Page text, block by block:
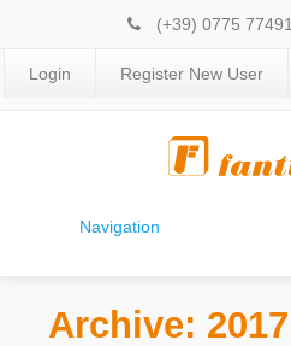
(+39) 0775 77491
Login Register New User
Navigation
Archive: 2017